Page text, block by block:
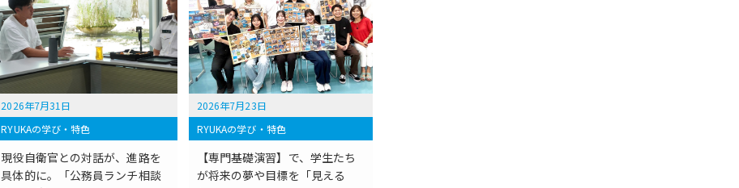
2026年7月31日
RYUKAの学び・特色
現役自衛官との対話が、進路を
具体的に。「公務員ランチ相談
2026年7月23日
RYUKAの学び・特色
【専門基礎演習】で、学生たち
が将来の夢や目標を「見える